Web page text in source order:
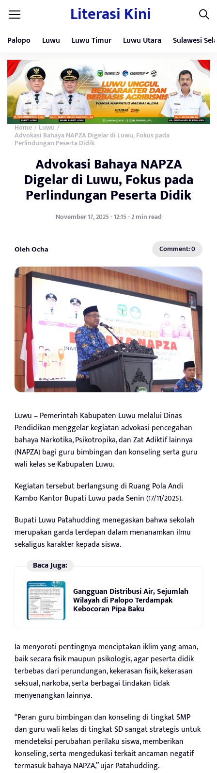
Literasi Kini
Palopo Luwu Luwu Timur Luwu Utara Sulawesi
Home / Luwu /
Advokasi Bahaya NAPZA Digelar di Luwu, Fokus pada
Perlindungan Peserta Didik
Advokasi Bahaya NAPZA
Digelar di Luwu, Fokus pada
Perlindungan Peserta Didik
November 17, 2025 - 12:15 - 2 min read
Oleh Ocha Comment: 0
Luwu – Pemerintah Kabupaten Luwu melalui Dinas
Pendidikan menggelar kegiatan advokasi pencegahan
bahaya Narkotika, Psikotropika, dan Zat Adiktif lainnya
(NAPZA) bagi guru bimbingan dan konseling serta guru
wali kelas se-Kabupaten Luwu.
Kegiatan tersebut berlangsung di Ruang Pola Andi
Kambo Kantor Bupati Luwu pada Senin (17/11/2025).
Bupati Luwu Patahudding menegaskan bahwa sekolah
merupakan garda terdepan dalam menanamkan ilmu
sekaligus karakter kepada siswa.
Baca Juga:
Gangguan Distribusi Air, Sejumlah
Wilayah di Palopo Terdampak
Kebocoran Pipa Baku
Ia menyoroti pentingnya menciptakan iklim yang aman,
baik secara fisik maupun psikologis, agar peserta didik
terbebas dari perundungan, kekerasan fisik, kekerasan
seksual, narkoba, serta berbagai tindakan tidak
menyenangkan lainnya.
“Peran guru bimbingan dan konseling di tingkat SMP
dan guru wali kelas di tingkat SD sangat strategis untuk
mendeteksi perubahan perilaku siswa, memberikan
konseling, serta mengedukasi terkait ancaman negatif
termasuk bahaya NAPZA,” ujar Patahudding.